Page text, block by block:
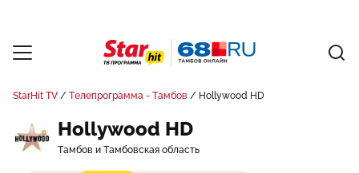
StarHit TV Телепрограмма - Тамбов Hollywood HD
Hollywood HD
Тамбов и Тамбовская область